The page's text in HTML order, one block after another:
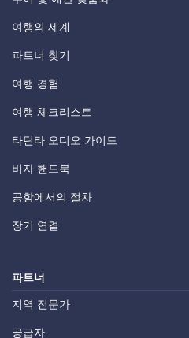
여행의 세계
파트너 찾기
여행 경험
여행 체크리스트
타틴타 오디오 가이드
비자 핸드북
공항에서의 절차
장기 연결
파트너
지역 전문가
공급자